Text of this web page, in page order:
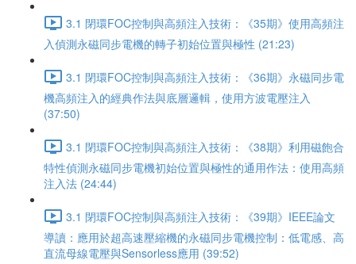
3.1 閉環FOC控制與高頻注入技術：《35期》使用高頻注
入偵測永磁同步電機的轉子初始位置與極性 (21:23)
3.1 閉環FOC控制與高頻注入技術：《36期》永磁同步電
機高頻注入的經典作法與底層邏輯，使用方波電壓注入
(37:50)
3.1 閉環FOC控制與高頻注入技術：《38期》利用磁飽合
特性偵測永磁同步電機初始位置與極性的通用作法：使用高頻
注入法 (24:44)
3.1 閉環FOC控制與高頻注入技術：《39期》IEEE論文
導讀：應用於超高速壓縮機的永磁同步電機控制：低電感、高
直流母線電壓與Sensorless應用 (39:52)